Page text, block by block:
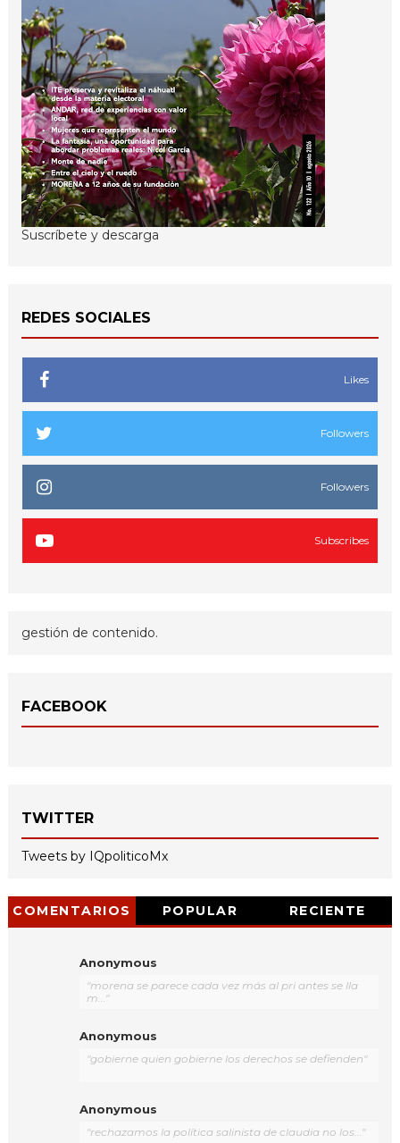
Suscríbete y descarga
REDES SOCIALES
Likes
Followers
Followers
Subscribes
gestión de contenido.
FACEBOOK
TWITTER
Tweets by IQpoliticoMx
COMENTARIOS POPULAR RECIENTE
Anonymous
"morena se parece cada vez más al pri antes se lla
m..."
Anonymous
"gobierne quien gobierne los derechos se defienden"
Anonymous
"rechazamos la política salinista de claudia no los..."